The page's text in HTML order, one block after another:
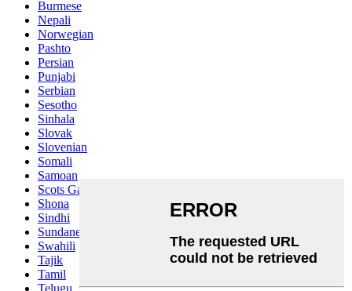
Burmese
Nepali
Norwegian
Pashto
Persian
Punjabi
Serbian
Sesotho
Sinhala
Slovak
Slovenian
Somali
Samoan
Scots Gaelic
Shona
Sindhi
Sundanese
Swahili
Tajik
Tamil
Telugu